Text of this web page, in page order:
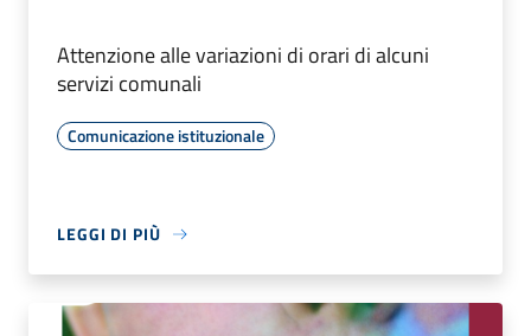
Attenzione alle variazioni di orari di alcuni
servizi comunali
Comunicazione istituzionale
LEGGI DI PIÙ